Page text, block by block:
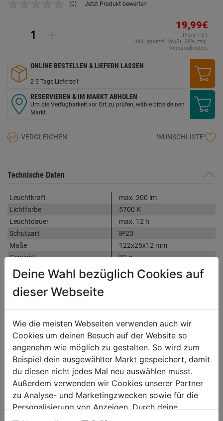
Kein
(0) Jetzt Produkt bewerten
19,99€
Preis / ST
inkl. gesetzl. MwSt. 20%, zzgl.
Versandkosten.
ONLINE BESTELLEN & LIEFERN LASSEN
2-5 Tage Lieferzeit
RESERVIEREN & IM MARKT ABHOLEN
Um die Verfügbarkeit vor Ort zu prüfen, wähle bitte deinen
Markt
VERGLEICHEN WUNSCHLISTE
Technische Daten
Leuchtkraft
max. 200 lm
Lichtfarbe
5700 K
Leuchtdauer
max. 12 h
Schutzart
IP20
Maße
122x25x12 mm
Gewicht
82 g
Weitere Produktmerkmale
High, Medium, Low, rotes Licht,
rotes Blinklicht
Zubehör
Produktinformationen
Herstellerinformationen
Deine Wahl bezüglich Cookies auf
dieser Webseite
Wie die meisten Webseiten verwenden auch wir
Cookies um deinen Besuch auf der Website so
angenehm wie möglich zu gestalten. So wird zum
Beispiel dein ausgewählter Markt gespeichert, damit
du diesen nicht jedes Mal neu auswählen musst.
Außerdem verwenden wir Cookies unserer Partner
zu Analyse- und Marketingzwecken sowie für die
Personalisierung von Anzeigen. Durch deine
Einwilligung werden die Daten von Drittanbieter,